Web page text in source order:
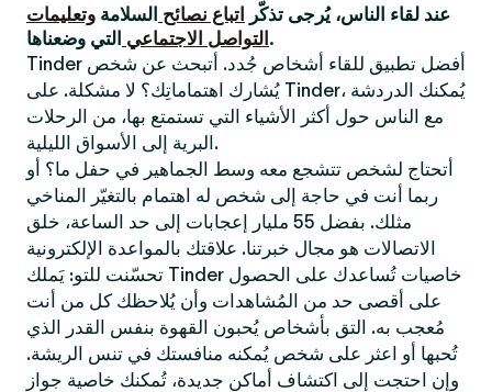
عند لقاء الناس، يُرجى تذكّر اتباع نصائح السلامة وتعليمات
التواصل الاجتماعي التي وضعناها.
Tinder أفضل تطبيق للقاء أشخاص جُدد. أتبحث عن شخص
يُشارك اهتماماتِك؟ لا مشكلة. على Tinder، يُمكنك الدردشة
مع الناس حول أكثر الأشياء التي تستمتع بها، من الرحلات
البرية إلى الأسواق الليلية.
أتحتاج لشخص تتشجع معه وسط الجماهير في حفل ما؟ أو
ربما أنت في حاجة إلى شخص له اهتمام بالتغيّر المناخي
مثلك. بفضل 55 مليار إعجابات إلى حد الساعة، خلق
الاتصالات هو مجال خبرتنا. علاقتك بالمواعدة الإلكترونية
تحسّنت للتو: يَملك Tinder خاصيات تُساعدك على الحصول
على أقصى حد من المُشاهدات وأن يُلاحظك كل من أنت
مُعجب به. التق بأشخاص يُحبون القهوة بنفس القدر الذي
تُحبها أو اعثر على شخص يُمكنه منافستك في تنس الريشة.
وإن احتجت إلى اكتشاف أماكن جديدة، تُمكنك خاصية جواز